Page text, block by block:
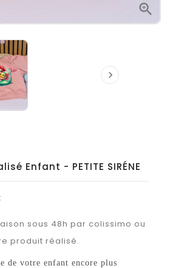


Enfant - PETITE SIRÉNE
sous 48h par colissimo ou
produit réalisé.
de votre enfant encore plus